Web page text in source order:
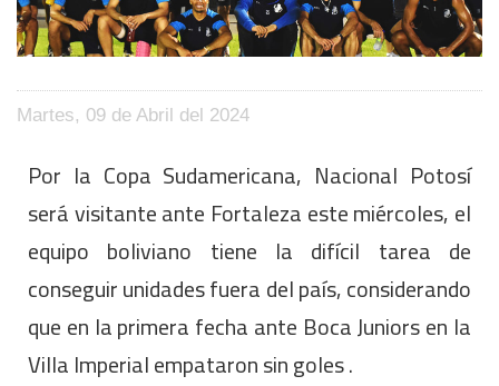
Martes, 09 de Abril del 2024
Por la Copa Sudamericana, Nacional Potosí
será visitante ante Fortaleza este miércoles, el
equipo boliviano tiene la difícil tarea de
conseguir unidades fuera del país, considerando
que en la primera fecha ante Boca Juniors en la
Villa Imperial empataron sin goles .